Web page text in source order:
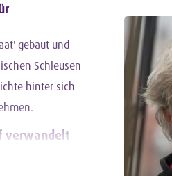
gebaut und
Schleusen
hinter sich
verwandelt